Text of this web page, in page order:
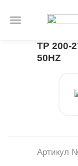
TP 200-
50HZ
Артикул